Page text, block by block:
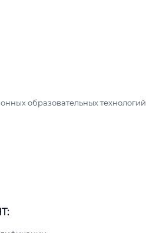
образовательных технологий